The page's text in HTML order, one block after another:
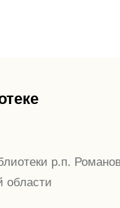
р.п.
области